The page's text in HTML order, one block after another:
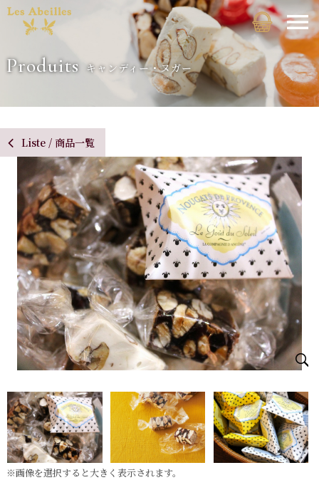
Produits キャンディー・ヌガー
Liste / 商品一覧
※画像を選択すると大きく表示されます。